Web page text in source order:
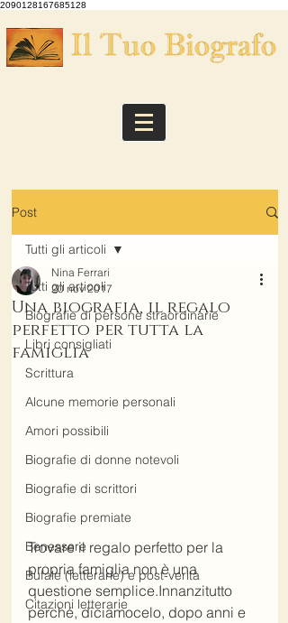
2090128167685128
Post
Tutti gli articoli
Biografie di persone straordinarie
Libri consigliati
Scrittura
Alcune memorie personali
Amori possibili
Biografie di donne notevoli
Biografie di scrittori
Biografie premiate
Benessere
Bufale (letterarie) e post-verità
Citazioni letterarie
Tutti gli articoli
Una biografia, il regalo
perfetto per tutta la
famiglia
Nina Ferrari
20 nov 2017
Trovare il regalo perfetto per la
propria famiglia non è una
questione semplice.Innanzitutto
perché, diciamocelo, dopo anni e